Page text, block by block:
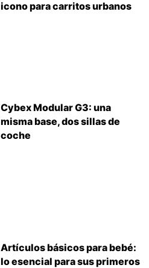
icono para carritos urbanos
Cybex Modular G3: una
misma base, dos sillas de
coche
Artículos básicos para bebé:
lo esencial para sus primeros